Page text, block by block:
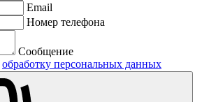
Email
Номер телефона
Сообщение
обработку персональных данных